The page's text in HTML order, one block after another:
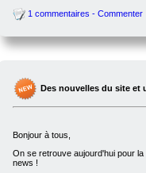
1 commentaires - Commenter
Des nouvelles du site
Bonjour à tous,
On se retrouve aujourd'hui pour
news !